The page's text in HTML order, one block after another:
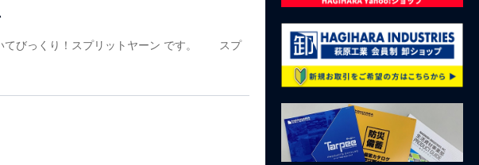
てびっくり！スプリットヤーン です。 スプ